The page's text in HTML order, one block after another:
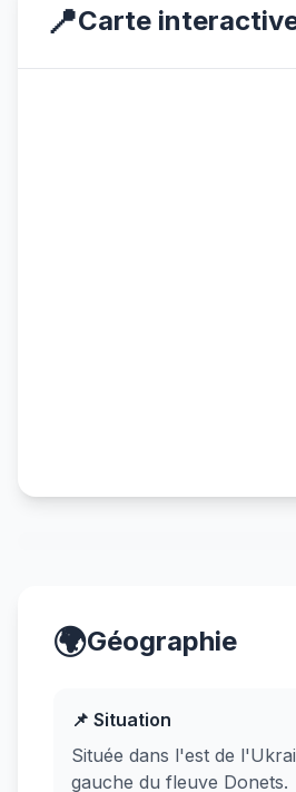
📍Carte
🌍Géographie
📌 Situation
Située dans l'est de
gauche du fleuve Donets.